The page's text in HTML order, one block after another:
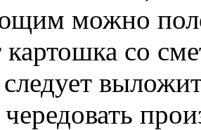
можно
картошка со